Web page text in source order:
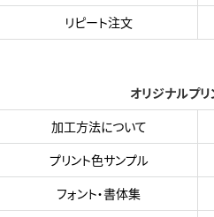
リピート注文
オリジナルプリ
加工方法について
プリント色サンプル
フォント・書体集